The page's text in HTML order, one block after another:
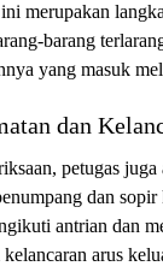
merupakan
barang
yang masuk
dan
petugas
dan
antrian dan
arus